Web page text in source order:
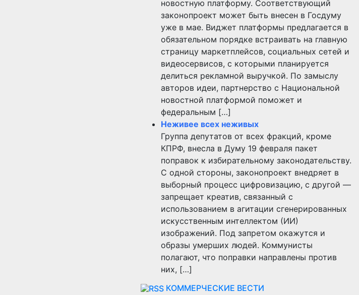
новостную платформу. Соответствующий
законопроект может быть внесен в Госдуму
уже в мае. Виджет платформы предлагается в
обязательном порядке встраивать на главную
страницу маркетплейсов, социальных сетей и
видеосервисов, с которыми планируется
делиться рекламной выручкой. По замыслу
авторов идеи, партнерство с Национальной
новостной платформой поможет и
федеральным […]
Неживее всех неживых
Группа депутатов от всех фракций, кроме
КПРФ, внесла в Думу 19 февраля пакет
поправок к избирательному законодательству.
С одной стороны, законопроект внедряет в
выборный процесс цифровизацию, с другой —
запрещает креатив, связанный с
использованием в агитации сгенерированных
искусственным интеллектом (ИИ)
изображений. Под запретом окажутся и
образы умерших людей. Коммунисты
полагают, что поправки направлены против
них, […]
КОММЕРЧЕСКИЕ ВЕСТИ